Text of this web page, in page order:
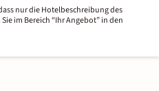
nur die Hotelbeschreibung des
im Bereich “Ihr Angebot” in den